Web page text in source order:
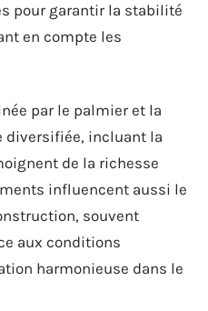
pour garantir la stabilité
en compte les
par le palmier et la
diversifiée, incluant la
de la richesse
influencent aussi le
souvent
aux conditions
harmonieuse dans le